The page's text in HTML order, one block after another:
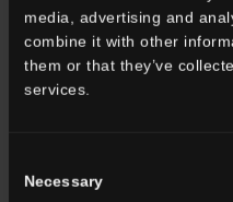
media, advertising and
combine it with other
them or that they’ve
services.
Selection
Necessary